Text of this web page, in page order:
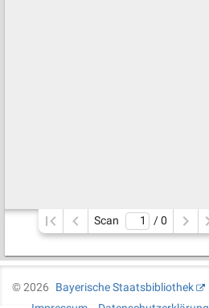
Scan / 0
©2026
Bayerische Staatsbibliothek